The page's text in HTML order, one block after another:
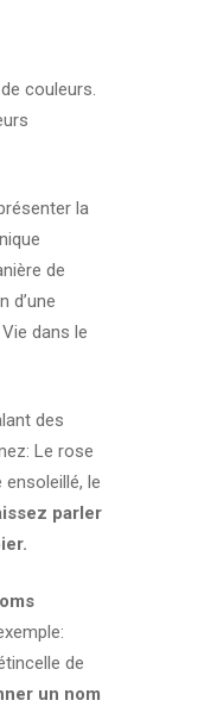
couleurs.
la
de
d’une
dans le
des
Le rose
le
parler
de
un nom